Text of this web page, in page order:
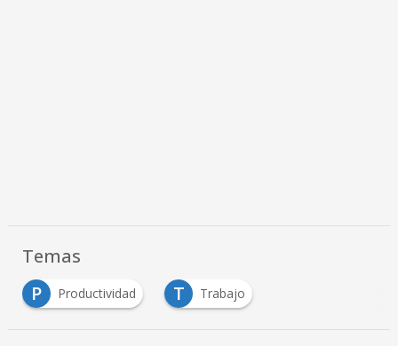
Temas
P
Productividad T Trabajo